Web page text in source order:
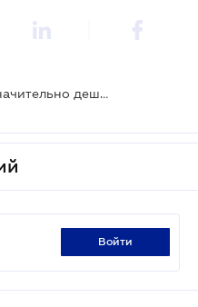
Электромобили могут стать значительно дешевле
войти